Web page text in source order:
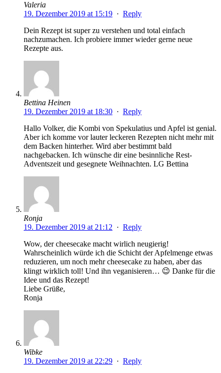
Valeria
19. Dezember 2019 at 15:19 · Reply
Dein Rezept ist super zu verstehen und total einfach
nachzumachen. Ich probiere immer wieder gerne neue
Rezepte aus.
Bettina Heinen
19. Dezember 2019 at 18:30 · Reply
Hallo Volker, die Kombi von Spekulatius und Apfel ist genial.
Aber ich komme vor lauter leckeren Rezepten nicht mehr mit
dem Backen hinterher. Wird aber bestimmt bald
nachgebacken. Ich wünsche dir eine besinnliche Rest-
Adventszeit und gesegnete Weihnachten. LG Bettina
Ronja
19. Dezember 2019 at 21:12 · Reply
Wow, der cheesecake macht wirlich neugierig!
Wahrscheinlich würde ich die Schicht der Apfelmenge etwas
reduzieren, um noch mehr cheesecake zu haben, aber das
klingt wirklich toll! Und ihn veganisieren… 😉 Danke für die
Idee und das Rezept!
Liebe Grüße,
Ronja
Wibke
19. Dezember 2019 at 22:29 · Reply